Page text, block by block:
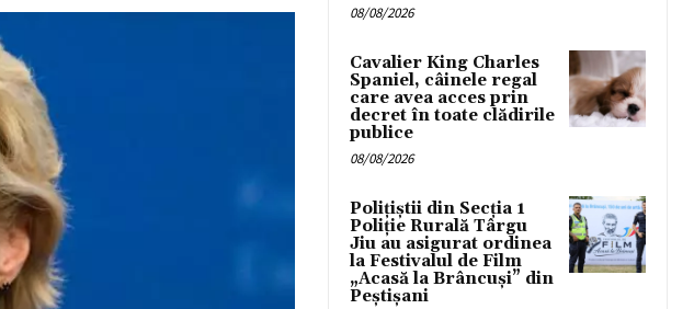
08/08/2026
Cavalier King Charles
Spaniel, câinele regal
care avea acces prin
decret în toate clădirile
publice
08/08/2026
Polițiștii din Secția 1
Poliție Rurală Târgu
Jiu au asigurat ordinea
la Festivalul de Film
„Acasă la Brâncuși” din
Peștișani